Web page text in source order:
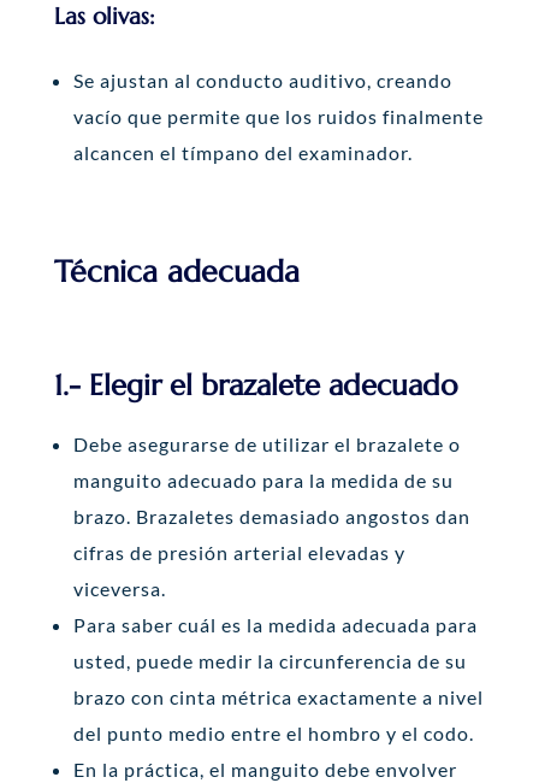
Las olivas:
Se ajustan al conducto auditivo, creando
vacío que permite que los ruidos finalmente
alcancen el tímpano del examinador.
Técnica adecuada
1.- Elegir el brazalete adecuado
Debe asegurarse de utilizar el brazalete o
manguito adecuado para la medida de su
brazo. Brazaletes demasiado angostos dan
cifras de presión arterial elevadas y
viceversa.
Para saber cuál es la medida adecuada para
usted, puede medir la circunferencia de su
brazo con cinta métrica exactamente a nivel
del punto medio entre el hombro y el codo.
En la práctica, el manguito debe envolver